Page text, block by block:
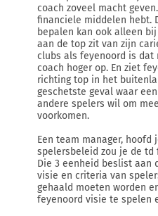
coach zoveel macht
financiele middelen hebt.
bepalen kan ook alleen
aan de top zit van zijn
clubs als feyenoord is dat
coach hoger op. En ziet
richting top in het
geschetste geval waar
andere spelers wil om
voorkomen.
Een team manager, hoofd
spelersbeleid zou je de
Die 3 eenheid beslist aan
visie en criteria van
gehaald moeten worden
feyenoord visie te spelen